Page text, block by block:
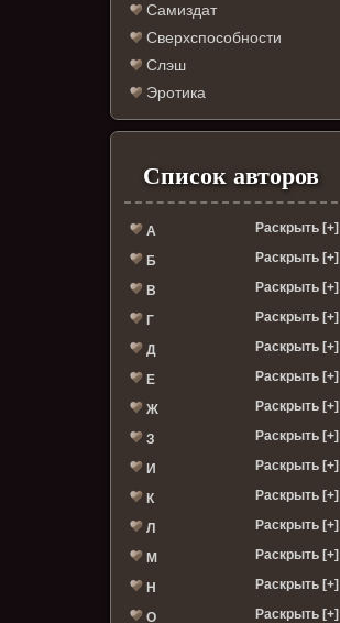
Самиздат
Сверхспособности
Слэш
Эротика
Список авторов
А Раскрыть [+]
Б Раскрыть [+]
В Раскрыть [+]
Г Раскрыть [+]
Д Раскрыть [+]
Е Раскрыть [+]
Ж Раскрыть [+]
З Раскрыть [+]
И Раскрыть [+]
К Раскрыть [+]
Л Раскрыть [+]
М Раскрыть [+]
Н Раскрыть [+]
О Раскрыть [+]